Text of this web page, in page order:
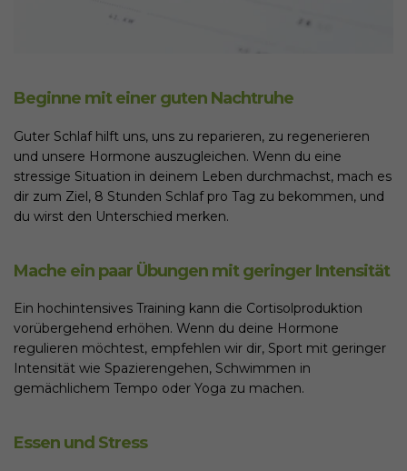
Beginne mit einer guten Nachtruhe
Guter Schlaf hilft uns, uns zu reparieren, zu regenerieren
und unsere Hormone auszugleichen. Wenn du eine
stressige Situation in deinem Leben durchmachst, mach es
dir zum Ziel, 8 Stunden Schlaf pro Tag zu bekommen, und
du wirst den Unterschied merken.
Mache ein paar Übungen mit geringer Intensität
Ein hochintensives Training kann die Cortisolproduktion
vorübergehend erhöhen. Wenn du deine Hormone
regulieren möchtest, empfehlen wir dir, Sport mit geringer
Intensität wie Spazierengehen, Schwimmen in
gemächlichem Tempo oder Yoga zu machen.
Essen und Stress